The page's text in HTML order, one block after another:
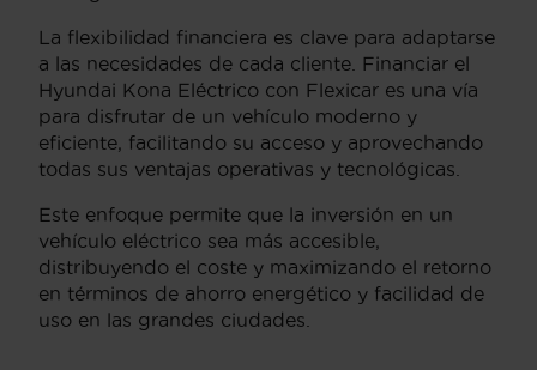
La flexibilidad financiera es clave para adaptarse
a las necesidades de cada cliente. Financiar el
Hyundai Kona Eléctrico con Flexicar es una vía
para disfrutar de un vehículo moderno y
eficiente, facilitando su acceso y aprovechando
todas sus ventajas operativas y tecnológicas.
Este enfoque permite que la inversión en un
vehículo eléctrico sea más accesible,
distribuyendo el coste y maximizando el retorno
en términos de ahorro energético y facilidad de
uso en las grandes ciudades.